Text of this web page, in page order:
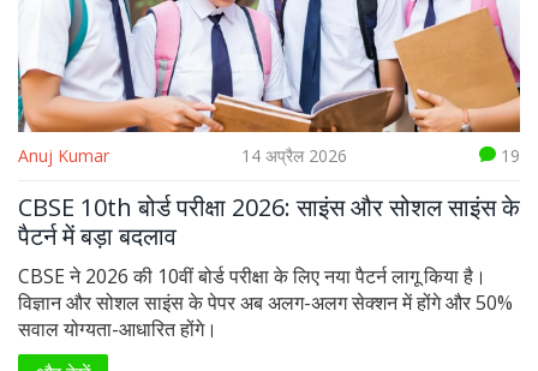
Anuj Kumar 14 अप्रैल 2026 19
CBSE 10th बोर्ड परीक्षा 2026: साइंस और सोशल साइंस के
पैटर्न में बड़ा बदलाव
CBSE ने 2026 की 10वीं बोर्ड परीक्षा के लिए नया पैटर्न लागू किया है।
विज्ञान और सोशल साइंस के पेपर अब अलग-अलग सेक्शन में होंगे और 50%
सवाल योग्यता-आधारित होंगे।